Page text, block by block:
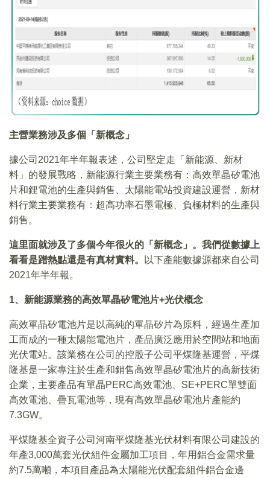
主營業務涉及多個「新概念」
據公司2021年半年報表述，公司堅定走「新能源、新材
料」的發展戰略，新能源行業主要業務有：高效單晶矽電池
片和鋰電池的生產與銷售、太陽能電站投資建設運營，新材
料行業主要業務有：超高功率石墨電極、負極材料的生產與
銷售。
這里面就涉及了多個今年很火的「新概念」。我們從數據上
看看是蹭熱點還是有真材實料。
以下產能數據源都來自公司
2021年半年報。
1、新能源業務的高效單晶矽電池片+光伏概念
高效單晶矽電池片是以高純的單晶矽片為原料，經過生產加
工而成的一種太陽能電池片，產品廣泛應用於空間站和地面
光伏電站。該業務在公司的控股子公司平煤隆基運營，平煤
隆基是一家專注於生產和銷售高效單晶矽電池片的高新技術
企業，主要產品有單晶PERC高效電池、SE+PERC單雙面
高效電池、疊瓦電池等，現有高效單晶矽電池片產能約
7.3GW。
平煤隆基全資子公司河南平煤隆基光伏材料有限公司建設的
年產3,000萬套光伏組件金屬加工項目，年用鋁合金需求量
約7.5萬噸，本項目產品為太陽能光伏配套組件鋁合金邊